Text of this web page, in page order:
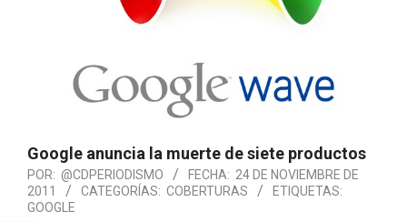
Google anuncia la muerte de siete productos
POR: @CDPERIODISMO FECHA: 24 DE NOVIEMBRE DE
2011
CATEGORÍAS: COBERTURAS
ETIQUETAS:
GOOGLE